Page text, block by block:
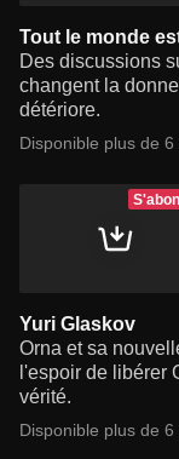
Tout le monde
Des discussions
changent la
détériore.
Disponible plus de 6
Yuri Glaskov
Orna et sa
l'espoir de libérer
vérité.
Disponible plus de 6